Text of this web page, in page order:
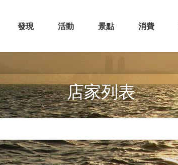
發現
活動 景點 消費
店家列表